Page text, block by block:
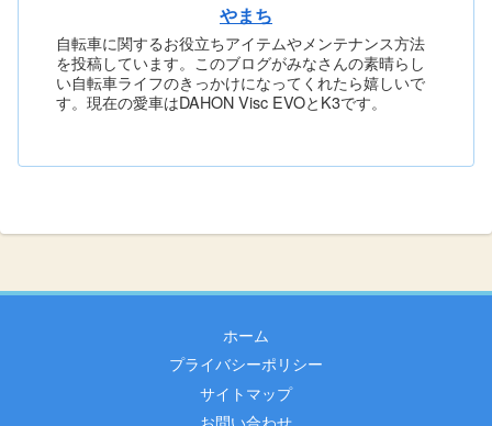
やまち
自転車に関するお役立ちアイテムやメンテナンス方法
を投稿しています。このブログがみなさんの素晴らし
い自転車ライフのきっかけになってくれたら嬉しいで
す。現在の愛車はDAHON Visc EVOとK3です。
ホーム
プライバシーポリシー
サイトマップ
お問い合わせ